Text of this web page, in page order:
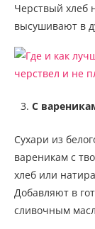
Черствый хлеб
высушивают в
С
Сухари из
вареникам с
хлеб или
Добавляют в
сливочным